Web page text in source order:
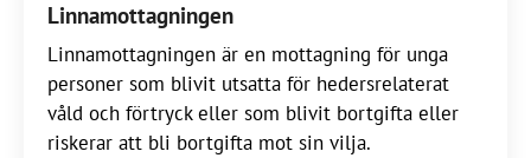
Linnamottagningen
Linnamottagningen är en mottagning för unga
personer som blivit utsatta för hedersrelaterat
våld och förtryck eller som blivit bortgifta eller
riskerar att bli bortgifta mot sin vilja.